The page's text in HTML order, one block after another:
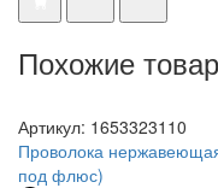
Похожие
Артикул: 1653323110
Проволока
под флюс)